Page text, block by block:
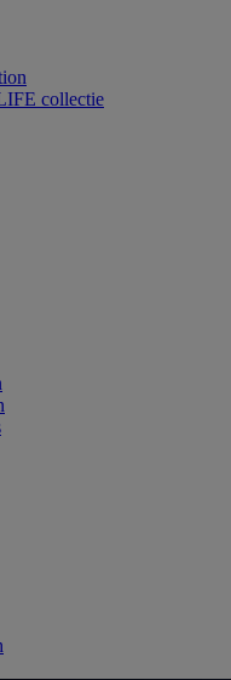
collectie